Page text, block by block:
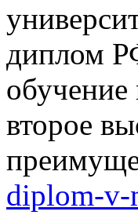
диплом
обучение
второе
diplom-v-